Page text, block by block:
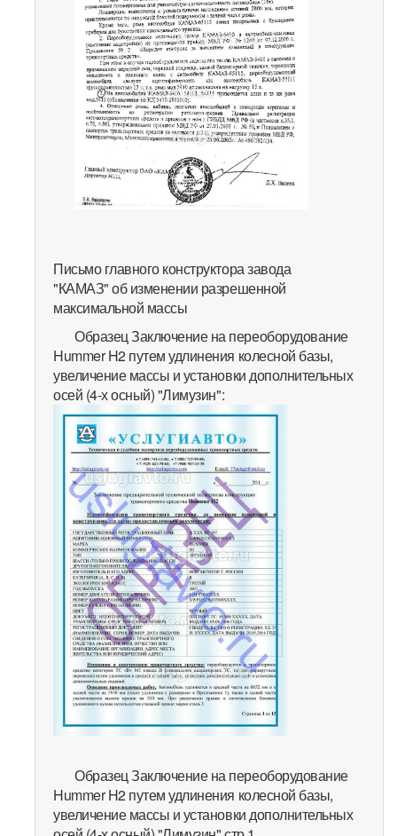
Письмо главного конструктора завода
"КАМАЗ" об изменении разрешенной
максимальной массы
Образец Заключение на переоборудование
Hummer H2 путем удлинения колесной базы,
увеличение массы и установки дополнительных
осей (4-х осный) "Лимузин":
Образец Заключение на переоборудование
Hummer H2 путем удлинения колесной базы,
увеличение массы и установки дополнительных